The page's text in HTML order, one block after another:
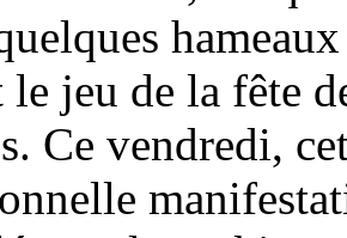
le jeu de la fête
Ce vendredi,